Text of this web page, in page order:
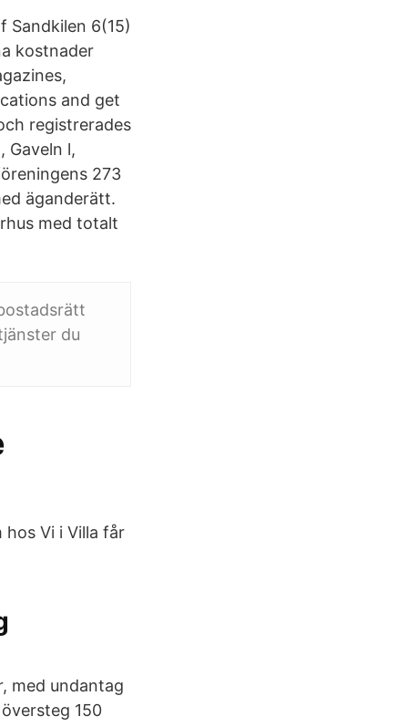
Sandkilen 6(15)
kostnader
and get
registrerades
Gaveln l,
273
äganderätt.
med totalt
du
hos Vi i Villa får
med undantag
150